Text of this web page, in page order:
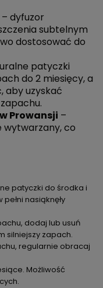
– dyfuzor
subtelnym
dostosować do
patyczki
do 2 miesięcy, a
aby uzyskać
Prowansji –
wytwarzany, co
patyczki do środka i
nasiąknęły
dodaj lub usuń
silniejszy zapach.
regularnie obracaj
Możliwość